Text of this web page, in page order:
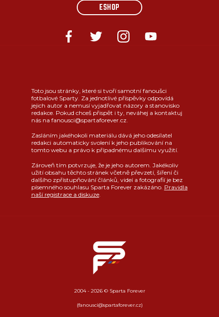
ESHOP
Toto jsou stránky, které si tvoří samotní fanoušci
fotbalové Sparty. Za jednotlivé příspěvky odpovídá
jejich autor a nemusí vyjadřovat názory a stanovisko
redakce. Pokud chceš přispět i ty, neváhej a kontaktuj
nás na fanousci@spartaforever.cz.
Zasláním jakéhokoli materiálu dává jeho odesílatel
redakci automaticky svolení k jeho publikování na
tomto webu a právo k případnému dalšímu využití.
Zároveň tím potvrzuje, že je jeho autorem. Jakékoliv
užití obsahu těchto stránek včetně převzetí, šíření či
dalšího zpřístupňování článků, videí a fotografií je bez
písemného souhlasu Sparta Forever zakázáno. Pravidla
naší registrace a diskuze.
2004 - 2026 © Sparta Forever
(fanousci@spartaforever.cz)